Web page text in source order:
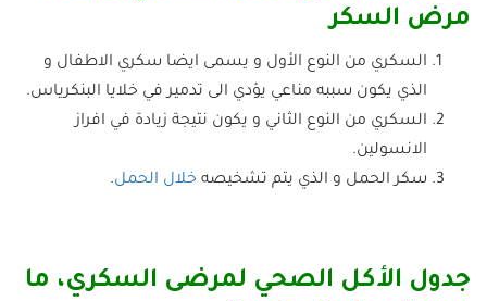
مرض السكر
السكري من النوع الأول و يسمى ايضا سكري الاطفال و
الذي يكون سببه مناعي يؤدي الى تدمير في خلايا البنكرياس.
السكري من النوع الثاني و يكون نتيجة زيادة في افراز
الانسولين.
سكر الحمل و الذي يتم تشخيصه خلال الحمل.
جدول الأكل الصحي لمرضى السكري، ما